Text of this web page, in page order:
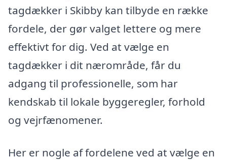
tagdækker i Skibby kan tilbyde en række
fordele, der gør valget lettere og mere
effektivt for dig. Ved at vælge en
tagdækker i dit nærområde, får du
adgang til professionelle, som har
kendskab til lokale byggeregler, forhold
og vejrfænomener.
Her er nogle af fordelene ved at vælge en